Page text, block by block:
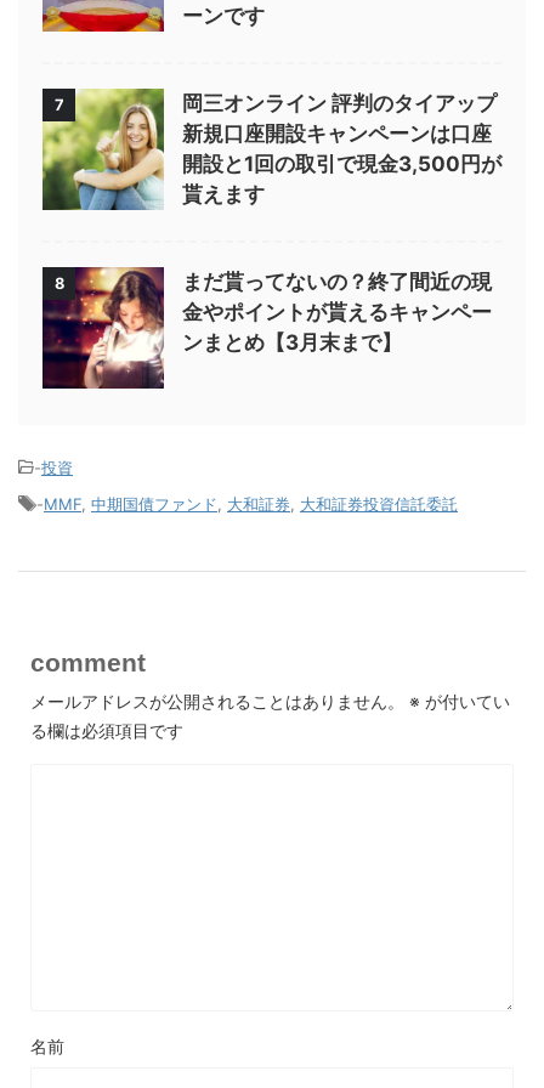
ーンです
7
岡三オンライン 評判のタイアップ
新規口座開設キャンペーンは口座
開設と1回の取引で現金3,500円が
貰えます
8
まだ貰ってないの？終了間近の現
金やポイントが貰えるキャンペー
ンまとめ【3月末まで】
-投資
-MMF, 中期国債ファンド, 大和証券, 大和証券投資信託委託
comment
メールアドレスが公開されることはありません。 ※ が付いてい
る欄は必須項目です
名前